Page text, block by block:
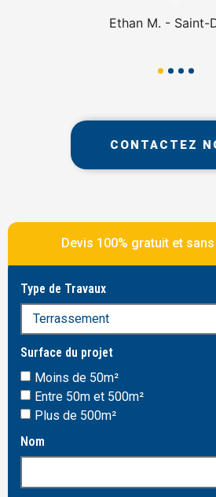
Ethan M. - Saint-
CONTACTEZ
Devis 100% gratuit et
Type de Travaux
Surface du projet
Moins de 50m²
Entre 50m et 500m²
Plus de 500m²
Nom